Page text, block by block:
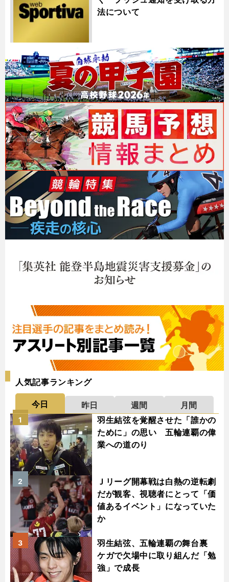
法について
人気記事ランキング
今日 昨日 週間
月間
羽生結弦を覚醒させた「誰かの
ために」の思い 五輪連覇の偉
業への道のり
1
Ｊリーグ開幕戦は白熱の逆転劇
だが観客、視聴者にとって「価
値あるイベント」になっていた
か
2
羽生結弦、五輪連覇の舞台裏
ケガで欠場中に取り組んだ「勉
強」で成長
3